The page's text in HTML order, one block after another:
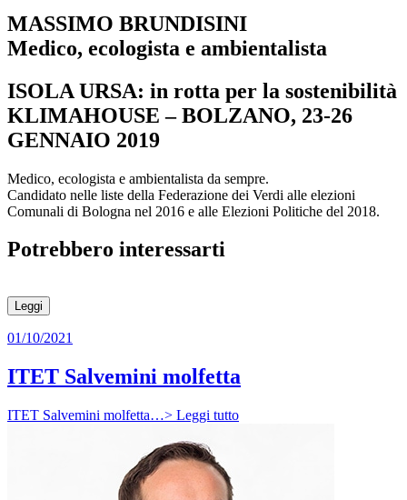
MASSIMO BRUNDISINI
Medico, ecologista e ambientalista
ISOLA URSA: in rotta per la sostenibilità
KLIMAHOUSE – BOLZANO, 23-26
GENNAIO 2019
Medico, ecologista e ambientalista da sempre.
Candidato nelle liste della Federazione dei Verdi alle elezioni
Comunali di Bologna nel 2016 e alle Elezioni Politiche del 2018.
Potrebbero interessarti
Leggi
01/10/2021
ITET Salvemini molfetta
ITET Salvemini molfetta…> Leggi tutto